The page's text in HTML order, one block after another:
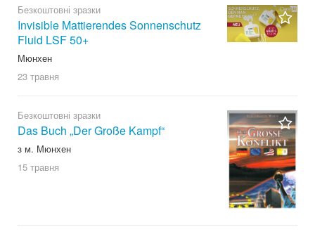
Безкоштовні зразки
Invisible Mattierendes Sonnenschutz
Fluid LSF 50+
Мюнхен
23 травня
Безкоштовні зразки
Das Buch „Der Große Kampf“
з м. Мюнхен
15 травня